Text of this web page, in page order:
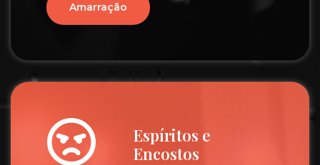
Amarração
Espíritos e
Encostos